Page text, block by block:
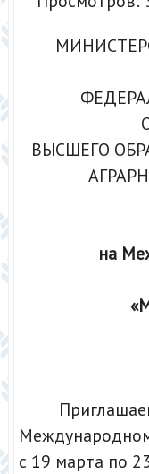
ВЫСШЕГО
на
Приглашаем
с 19 марта по